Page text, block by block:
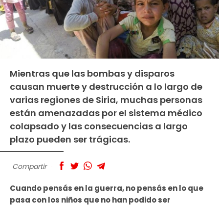
Mientras que las bombas y disparos
causan muerte y destrucción a lo largo de
varias regiones de Siria, muchas personas
están amenazadas por el sistema médico
colapsado y las consecuencias a largo
plazo pueden ser trágicas.
Compartir
Cuando pensás en la guerra, no pensás en lo que
pasa con los niños que no han podido ser